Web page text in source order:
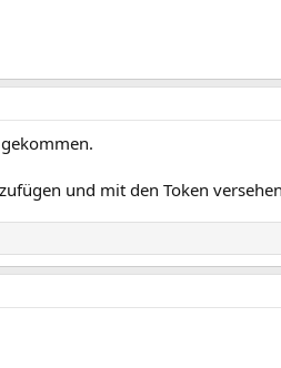
und mit den Token versehen